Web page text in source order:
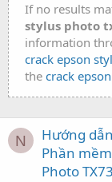
If no results
stylus photo
information
crack epson
the crack
N
Hướng
Phần
Photo